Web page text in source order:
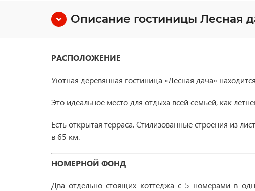
Описание гостиницы Лесная
РАСПОЛОЖЕНИЕ
Уютная деревянная гостиница «Лесная дача»
Это идеальное место для отдыха всей семьей, как
Есть открытая терраса. Стилизованные строения из
в 65 км.
НОМЕРНОЙ ФОНД
Два отдельно стоящих коттеджа с 5 номерами в